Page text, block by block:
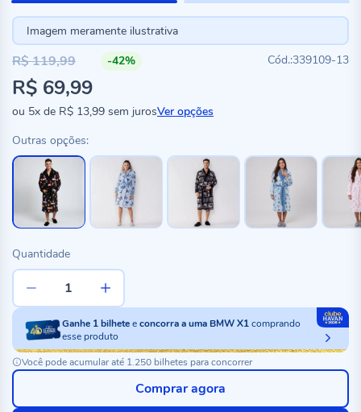
Imagem meramente ilustrativa
-42%
339109-13
Preço
especial
R$ 69,99
R$ 119,99
ou 5x de R$ 13,99 sem jurosVer opções
Outras opções:
Quantidade
Ganhe 1bilheteeconcorra a uma BMW X1comprando
esse produto
Você pode acumular até 1.250 bilhetes para concorrer
Comprar agora